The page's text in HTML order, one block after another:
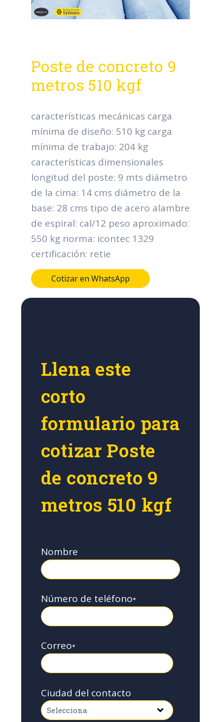
Poste de concreto 9
metros 510 kgf
características mecánicas carga
mínima de diseño: 510 kg carga
mínima de trabajo: 204 kg
características dimensionales
longitud del poste: 9 mts diámetro
de la cima: 14 cms diámetro de la
base: 28 cms tipo de acero alambre
de espiral: cal/12 peso aproximado:
550 kg norma: icontec 1329
certificación: retie
Cotizar en WhatsApp
Llena este
corto
formulario para
cotizar Poste
de concreto 9
metros 510 kgf
Nombre
Número de teléfono*
Correo*
Ciudad del contacto